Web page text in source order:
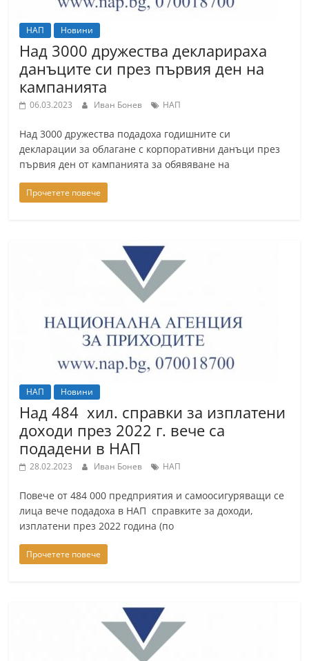
НАП Новини
Над 3000 дружества декларираха
данъците си през първия ден на
кампанията
06.03.2023 Иван Бонев НАП
Над 3000 дружества подадоха годишните си
декларации за облагане с корпоративни данъци през
първия ден от кампанията за обявяване на
Прочетете повече
НАП Новини
Над 484 хил. справки за изплатени
доходи през 2022 г. вече са
подадени в НАП
28.02.2023 Иван Бонев НАП
Повече от 484 000 предприятия и самоосигуряващи се
лица вече подадоха в НАП справките за доходи,
изплатени през 2022 година (по
Прочетете повече